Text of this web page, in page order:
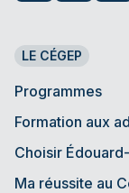
LE CÉGEP
Programmes
Formation aux
Choisir
Ma réussite au